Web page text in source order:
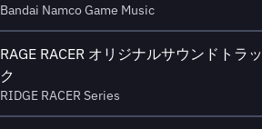
Bandai Namco Game Music
RAGE RACER オリジナルサウンドトラッ
ク
RIDGE RACER Series